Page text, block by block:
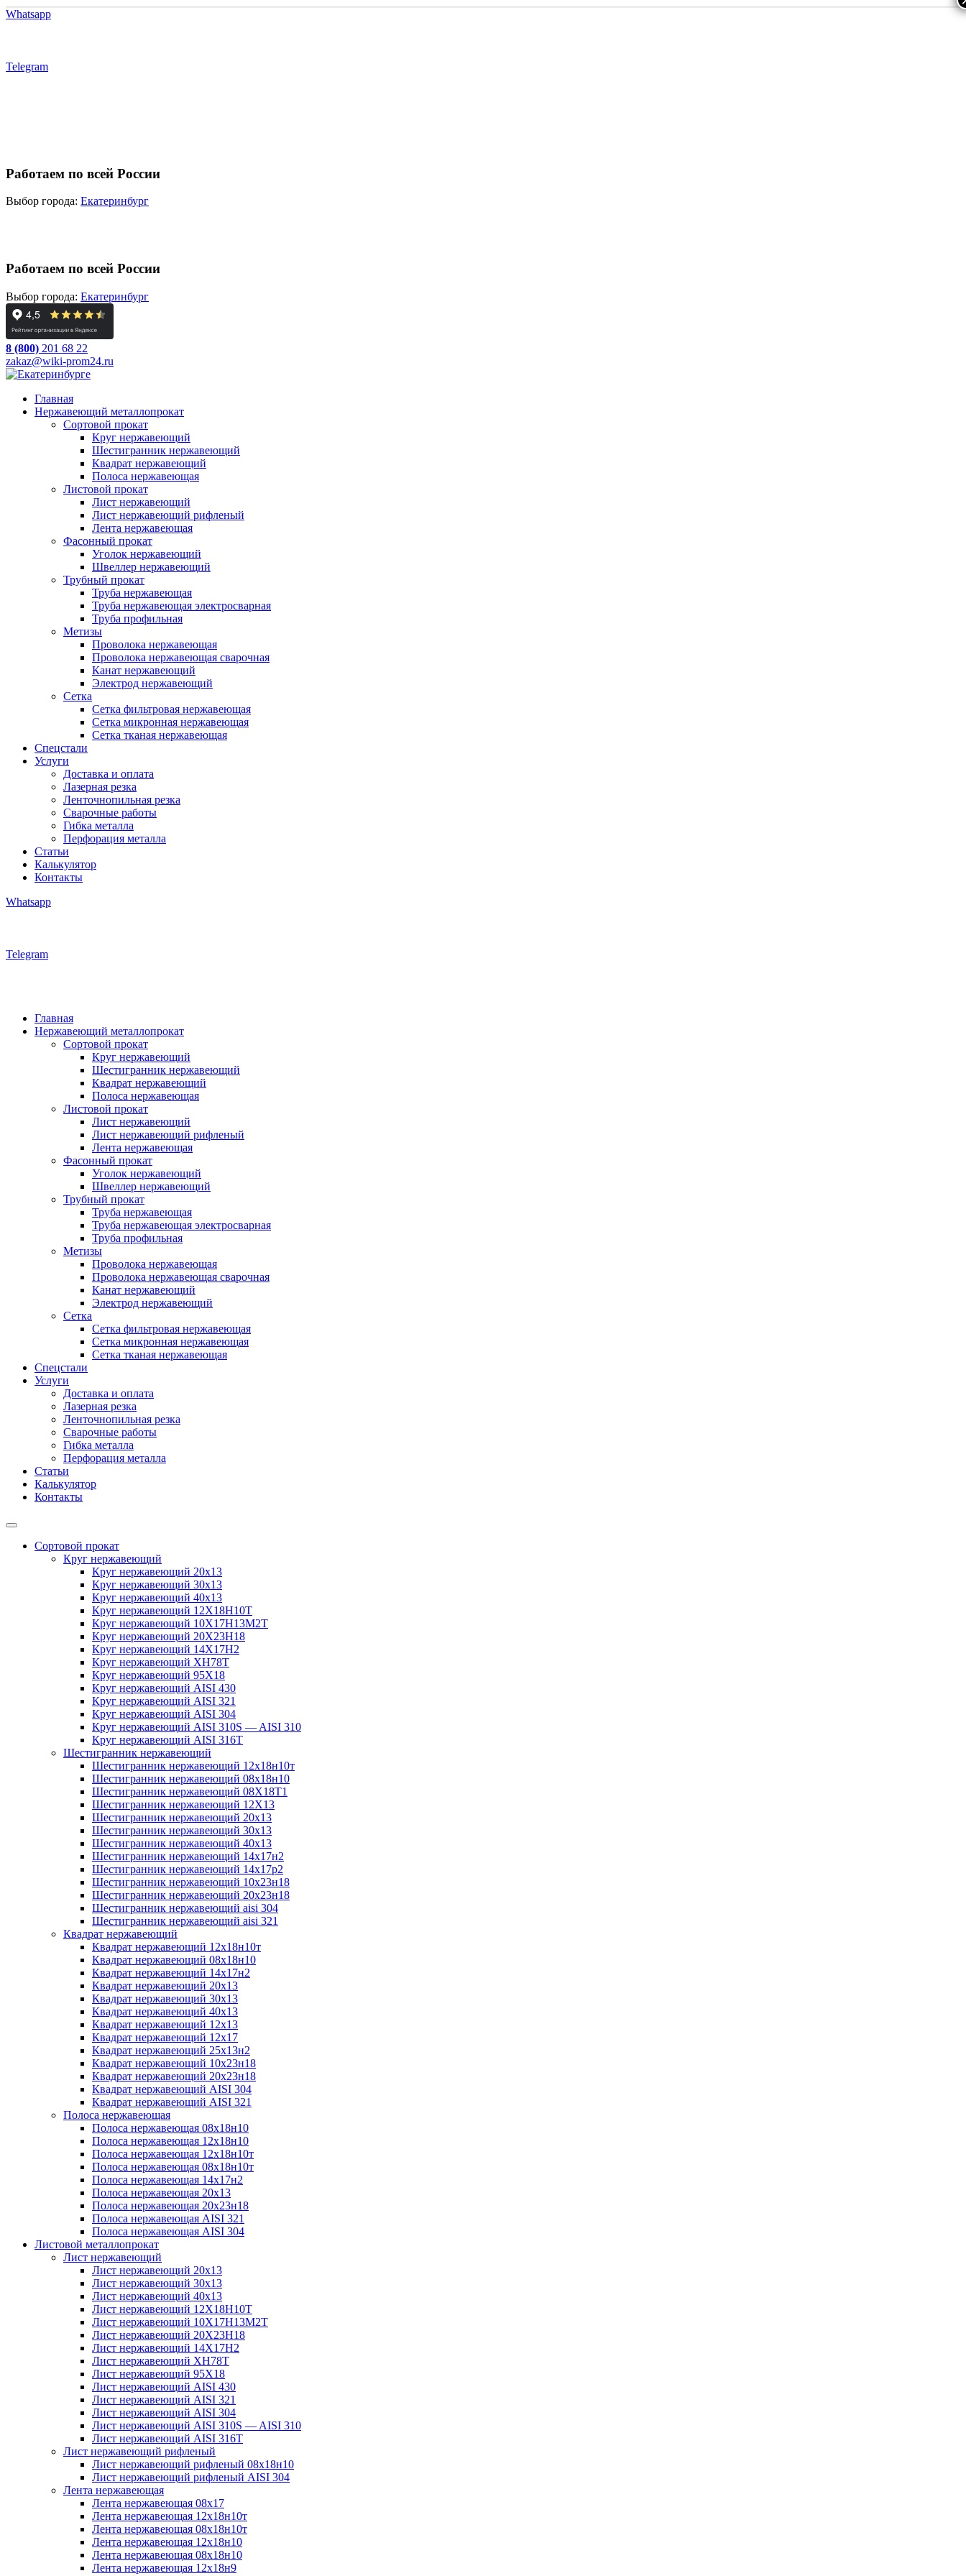
Whatsapp
Telegram
Работаем по всей России
Выбор города: Екатеринбург
Работаем по всей России
Выбор города: Екатеринбург
8 (800) 201 68 22
zakaz@wiki-prom24.ru
Главная
Нержавеющий металлопрокат
Сортовой прокат
Круг нержавеющий
Шестигранник нержавеющий
Квадрат нержавеющий
Полоса нержавеющая
Листовой прокат
Лист нержавеющий
Лист нержавеющий рифленый
Лента нержавеющая
Фасонный прокат
Уголок нержавеющий
Швеллер нержавеющий
Трубный прокат
Труба нержавеющая
Труба нержавеющая электросварная
Труба профильная
Метизы
Проволока нержавеющая
Проволока нержавеющая сварочная
Канат нержавеющий
Электрод нержавеющий
Сетка
Сетка фильтровая нержавеющая
Сетка микронная нержавеющая
Сетка тканая нержавеющая
Спецстали
Услуги
Доставка и оплата
Лазерная резка
Ленточнопильная резка
Сварочные работы
Гибка металла
Перфорация металла
Статьи
Калькулятор
Контакты
Whatsapp
Telegram
Главная
Нержавеющий металлопрокат
Сортовой прокат
Круг нержавеющий
Шестигранник нержавеющий
Квадрат нержавеющий
Полоса нержавеющая
Листовой прокат
Лист нержавеющий
Лист нержавеющий рифленый
Лента нержавеющая
Фасонный прокат
Уголок нержавеющий
Швеллер нержавеющий
Трубный прокат
Труба нержавеющая
Труба нержавеющая электросварная
Труба профильная
Метизы
Проволока нержавеющая
Проволока нержавеющая сварочная
Канат нержавеющий
Электрод нержавеющий
Сетка
Сетка фильтровая нержавеющая
Сетка микронная нержавеющая
Сетка тканая нержавеющая
Спецстали
Услуги
Доставка и оплата
Лазерная резка
Ленточнопильная резка
Сварочные работы
Гибка металла
Перфорация металла
Статьи
Калькулятор
Контакты
Сортовой прокат
Круг нержавеющий
Круг нержавеющий 20х13
Круг нержавеющий 30х13
Круг нержавеющий 40х13
Круг нержавеющий 12Х18Н10Т
Круг нержавеющий 10Х17Н13М2T
Круг нержавеющий 20Х23Н18
Круг нержавеющий 14Х17Н2
Круг нержавеющий ХН78Т
Круг нержавеющий 95Х18
Круг нержавеющий AISI 430
Круг нержавеющий AISI 321
Круг нержавеющий AISI 304
Круг нержавеющий AISI 310S — AISI 310
Круг нержавеющий AISI 316T
Шестигранник нержавеющий
Шестигранник нержавеющий 12х18н10т
Шестигранник нержавеющий 08х18н10
Шестигранник нержавеющий 08Х18Т1
Шестигранник нержавеющий 12Х13
Шестигранник нержавеющий 20х13
Шестигранник нержавеющий 30х13
Шестигранник нержавеющий 40х13
Шестигранник нержавеющий 14х17н2
Шестигранник нержавеющий 14х17р2
Шестигранник нержавеющий 10х23н18
Шестигранник нержавеющий 20х23н18
Шестигранник нержавеющий aisi 304
Шестигранник нержавеющий aisi 321
Квадрат нержавеющий
Квадрат нержавеющий 12х18н10т
Квадрат нержавеющий 08х18н10
Квадрат нержавеющий 14х17н2
Квадрат нержавеющий 20х13
Квадрат нержавеющий 30х13
Квадрат нержавеющий 40х13
Квадрат нержавеющий 12х13
Квадрат нержавеющий 12х17
Квадрат нержавеющий 25х13н2
Квадрат нержавеющий 10х23н18
Квадрат нержавеющий 20х23н18
Квадрат нержавеющий AISI 304
Квадрат нержавеющий AISI 321
Полоса нержавеющая
Полоса нержавеющая 08х18н10
Полоса нержавеющая 12х18н10
Полоса нержавеющая 12х18н10т
Полоса нержавеющая 08х18н10т
Полоса нержавеющая 14х17н2
Полоса нержавеющая 20х13
Полоса нержавеющая 20х23н18
Полоса нержавеющая AISI 321
Полоса нержавеющая AISI 304
Листовой металлопрокат
Лист нержавеющий
Лист нержавеющий 20х13
Лист нержавеющий 30х13
Лист нержавеющий 40х13
Лист нержавеющий 12Х18Н10Т
Лист нержавеющий 10Х17Н13М2T
Лист нержавеющий 20Х23Н18
Лист нержавеющий 14Х17Н2
Лист нержавеющий ХН78Т
Лист нержавеющий 95Х18
Лист нержавеющий AISI 430
Лист нержавеющий AISI 321
Лист нержавеющий AISI 304
Лист нержавеющий AISI 310S — AISI 310
Лист нержавеющий AISI 316T
Лист нержавеющий рифленый
Лист нержавеющий рифленый 08х18н10
Лист нержавеющий рифленый AISI 304
Лента нержавеющая
Лента нержавеющая 08х17
Лента нержавеющая 12х18н10т
Лента нержавеющая 08х18н10т
Лента нержавеющая 12х18н10
Лента нержавеющая 08х18н10
Лента нержавеющая 12х18н9